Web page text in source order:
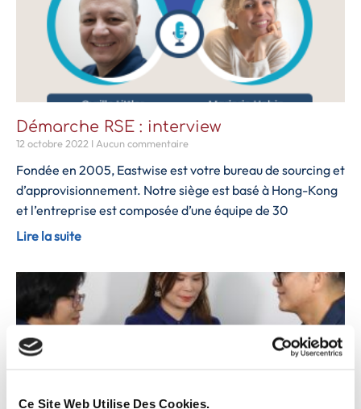
Ce Site Web Utilise Des Cookies.
Démarche RSE : interview
12 octobre 2022 Aucun commentaire
Fondée en 2005, Eastwise est votre bureau de sourcing et
d’approvisionnement. Notre siège est basé à Hong-Kong
et l’entreprise est composée d’une équipe de 30
Lire la suite